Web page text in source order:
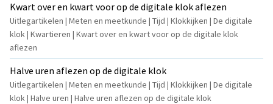
Kwart over en kwart voor op de digitale klok aflezen
Uitlegartikelen | Meten en meetkunde | Tijd | Klokkijken | De digitale
klok | Kwartieren | Kwart over en kwart voor op de digitale klok
aflezen
Halve uren aflezen op de digitale klok
Uitlegartikelen | Meten en meetkunde | Tijd | Klokkijken | De digitale
klok | Halve uren | Halve uren aflezen op de digitale klok